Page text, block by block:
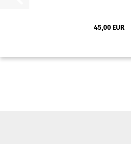
45,00 EUR